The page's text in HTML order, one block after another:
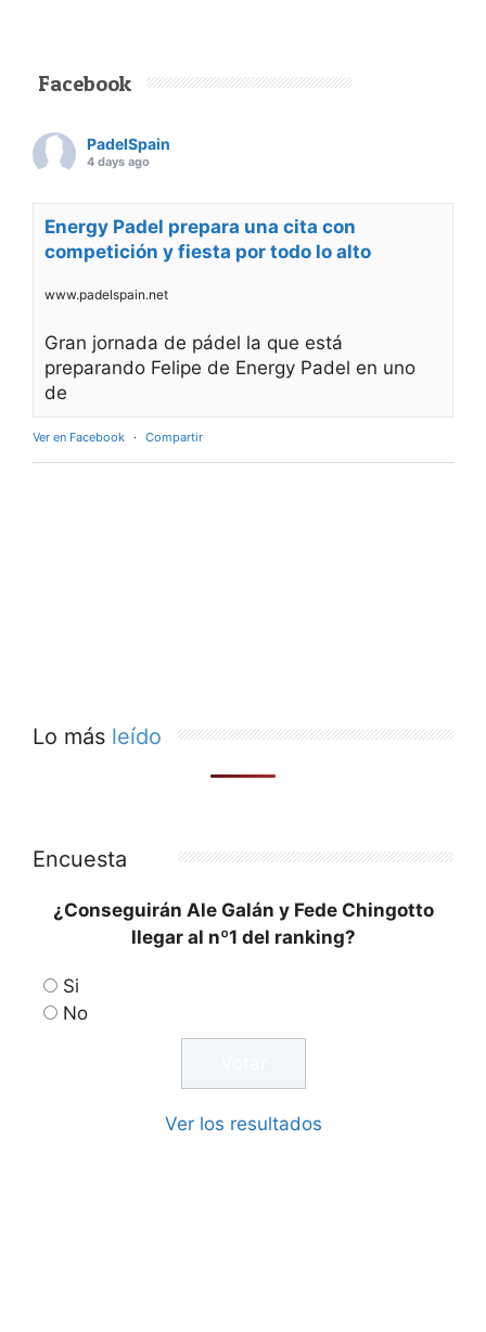
Facebook
PadelSpain
4 days ago
Energy Padel prepara una cita con
competición y fiesta por todo lo alto
www.padelspain.net
Gran jornada de pádel la que está
preparando Felipe de Energy Padel en uno
de
Ver en Facebook · Compartir
Lo más leído
Encuesta
¿Conseguirán Ale Galán y Fede Chingotto
llegar al nº1 del ranking?
Si
No
Ver los resultados